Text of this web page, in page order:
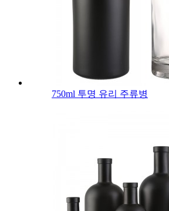
750ml 투명 유리 주류병